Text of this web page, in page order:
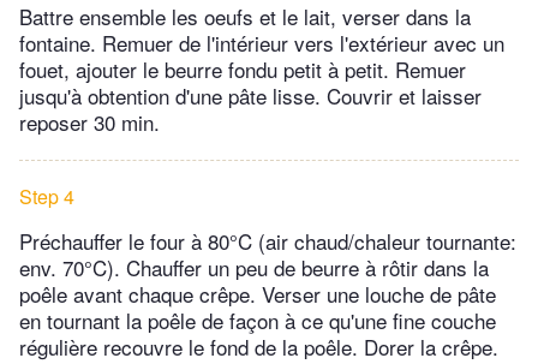
Battre ensemble les oeufs et le lait, verser dans la
fontaine. Remuer de l'intérieur vers l'extérieur avec un
fouet, ajouter le beurre fondu petit à petit. Remuer
jusqu'à obtention d'une pâte lisse. Couvrir et laisser
reposer 30 min.
Step 4
Préchauffer le four à 80°C (air chaud/chaleur tournante:
env. 70°C). Chauffer un peu de beurre à rôtir dans la
poêle avant chaque crêpe. Verser une louche de pâte
en tournant la poêle de façon à ce qu'une fine couche
régulière recouvre le fond de la poêle. Dorer la crêpe.